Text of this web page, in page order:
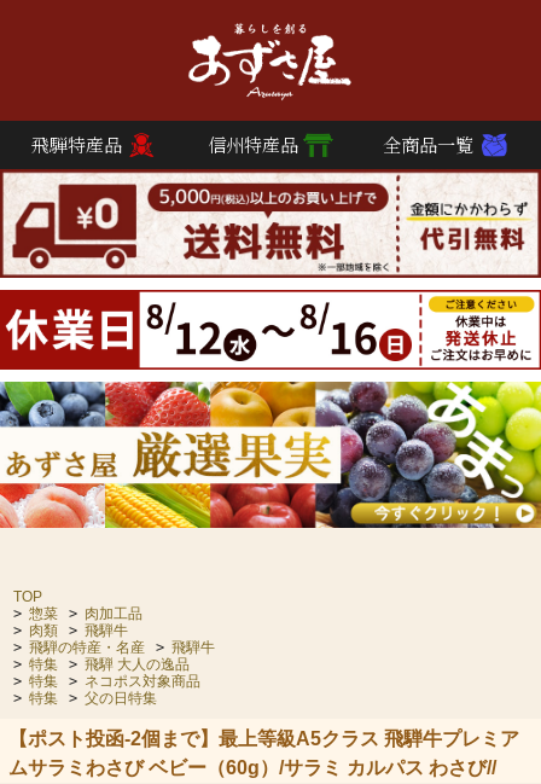
飛騨特産品 信州特産品 全商品一覧
TOP
> 惣菜 > 肉加工品
> 肉類 > 飛騨牛
> 飛騨の特産・名産 > 飛騨牛
> 特集 > 飛騨 大人の逸品
> 特集 > ネコポス対象商品
> 特集 > 父の日特集
【ポスト投函-2個まで】最上等級A5クラス 飛騨牛プレミア
ムサラミわさび ベビー（60g）/サラミ カルパス わさび//